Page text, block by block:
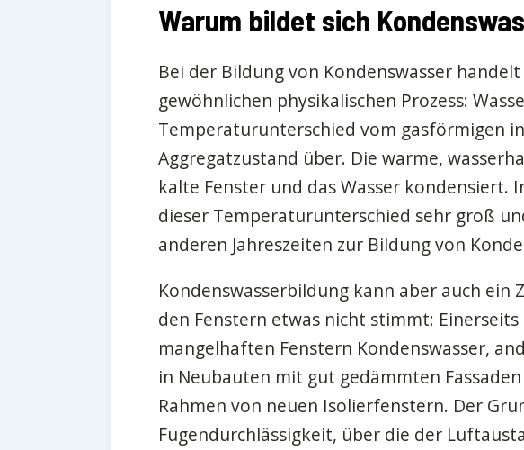
Warum bildet sich
Bei der Bildung von Kondenswasser
gewöhnlichen physikalischen Prozess:
Temperaturunterschied vom gasförmigen
Aggregatzustand über. Die warme,
kalte Fenster und das Wasser kondensiert.
dieser Temperaturunterschied sehr groß
anderen Jahreszeiten zur Bildung von
Kondenswasserbildung kann aber auch ein
den Fenstern etwas nicht stimmt:
mangelhaften Fenstern Kondenswasser,
in Neubauten mit gut gedämmten
Rahmen von neuen Isolierfenstern. Der
Fugendurchlässigkeit, über die der